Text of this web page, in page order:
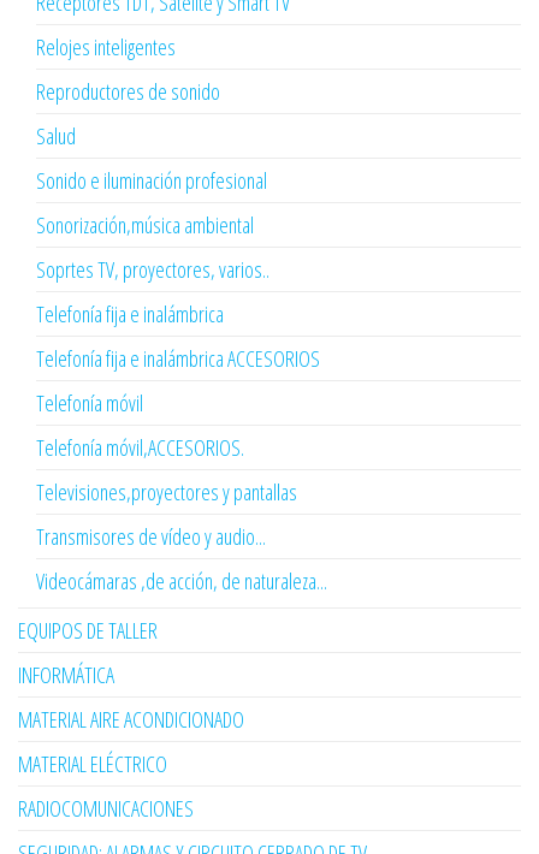
Relojes inteligentes
Reproductores de sonido
Salud
Sonido e iluminación profesional
Sonorización,música ambiental
Soprtes TV, proyectores, varios..
Telefonía fija e inalámbrica
Telefonía fija e inalámbrica ACCESORIOS
Telefonía móvil
Telefonía móvil,ACCESORIOS.
Televisiones,proyectores y pantallas
Transmisores de vídeo y audio...
Videocámaras ,de acción, de naturaleza...
EQUIPOS DE TALLER
INFORMÁTICA
MATERIAL AIRE ACONDICIONADO
MATERIAL ELÉCTRICO
RADIOCOMUNICACIONES